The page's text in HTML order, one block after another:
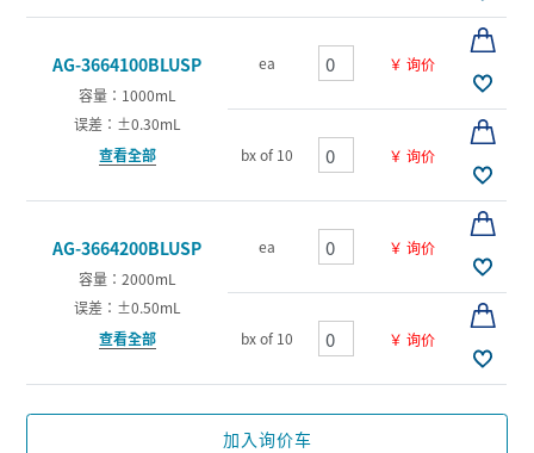
AG-3664100BLUSP
容量：1000mL
误差：±0.30mL
查看全部
ea ￥ 询价
bx of 10 ￥ 询价
AG-3664200BLUSP
容量：2000mL
误差：±0.50mL
查看全部
ea ￥ 询价
bx of 10 ￥ 询价
加入询价车